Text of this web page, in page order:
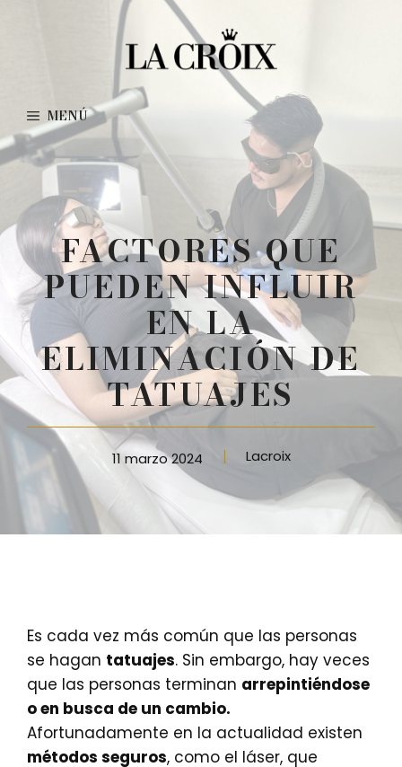
MENÚ
FACTORES QUE
PUEDEN INFLUIR
EN LA
ELIMINACIÓN DE
TATUAJES
11 marzo 2024 Lacroix
Es cada vez más común que las personas
se hagan tatuajes. Sin embargo, hay veces
que las personas terminan arrepintiéndose
o en busca de un cambio.
Afortunadamente en la actualidad existen
métodos seguros, como el láser, que